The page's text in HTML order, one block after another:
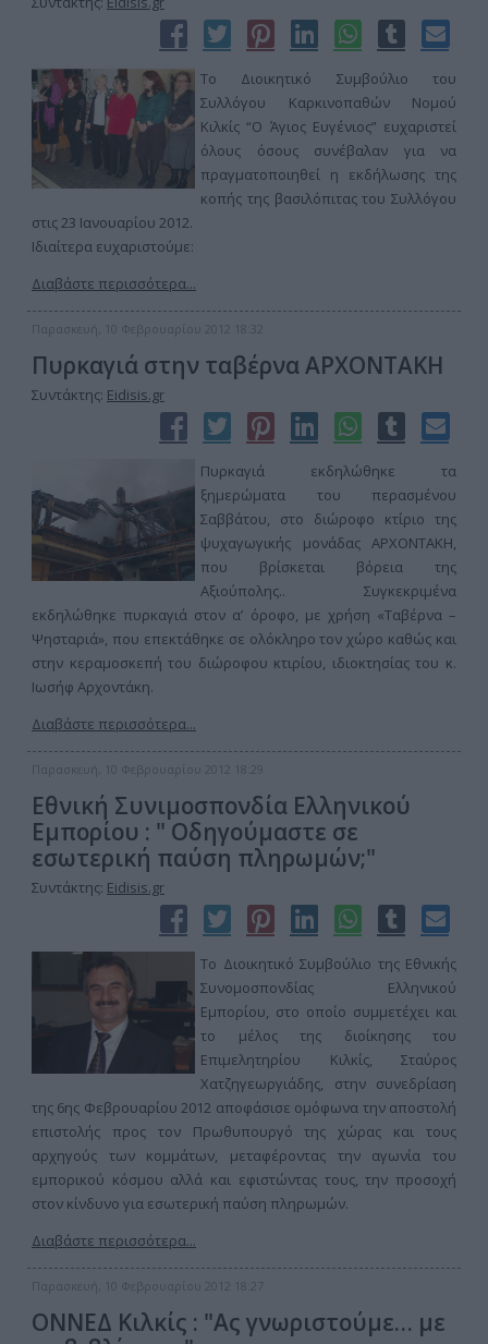
Το Διοικητικό Συμβούλιο του
Συλλόγου Καρκινοπαθών Νομού
Κιλκίς “Ο Άγιος Ευγένιος” ευχαριστεί
όλους όσους συνέβαλαν για να
πραγματοποιηθεί η εκδήλωσης της
κοπής της βασιλόπιτας του Συλλόγου
στις 23 Ιανουαρίου 2012.
Ιδιαίτερα ευχαριστούμε:
Διαβάστε περισσότερα...
Παρασκευή, 10 Φεβρουαρίου 2012 18:32
Πυρκαγιά στην ταβέρνα ΑΡΧΟΝΤΑΚΗ
Συντάκτης: Eidisis.gr
Πυρκαγιά εκδηλώθηκε τα
ξημερώματα του περασμένου
Σαββάτου, στο διώροφο κτίριο της
ψυχαγωγικής μονάδας ΑΡΧΟΝΤΑΚΗ,
που βρίσκεται βόρεια της
Αξιούπολης.. Συγκεκριμένα
εκδηλώθηκε πυρκαγιά στον α’ όροφο, με χρήση «Ταβέρνα –
Ψησταριά», που επεκτάθηκε σε ολόκληρο τον χώρο καθώς και
στην κεραμοσκεπή του διώροφου κτιρίου, ιδιοκτησίας του κ.
Ιωσήφ Αρχοντάκη.
Διαβάστε περισσότερα...
Παρασκευή, 10 Φεβρουαρίου 2012 18:29
Εθνική Συνιμοσπονδία Ελληνικού
Εμπορίου : " Οδηγούμαστε σε
εσωτερική παύση πληρωμών;"
Συντάκτης: Eidisis.gr
Το Διοικητικό Συμβούλιο της Εθνικής
Συνομοσπονδίας Ελληνικού
Εμπορίου, στο οποίο συμμετέχει και
το μέλος της διοίκησης του
Επιμελητηρίου Κιλκίς, Σταύρος
Χατζηγεωργιάδης, στην συνεδρίαση
της 6ης Φεβρουαρίου 2012 αποφάσισε ομόφωνα την αποστολή
επιστολής προς τον Πρωθυπουργό της χώρας και τους
αρχηγούς των κομμάτων, μεταφέροντας την αγωνία του
εμπορικού κόσμου αλλά και εφιστώντας τους, την προσοχή
στον κίνδυνο για εσωτερική παύση πληρωμών.
Διαβάστε περισσότερα...
Παρασκευή, 10 Φεβρουαρίου 2012 18:27
ΟΝΝΕΔ Κιλκίς : "Ας γνωριστούμε… με